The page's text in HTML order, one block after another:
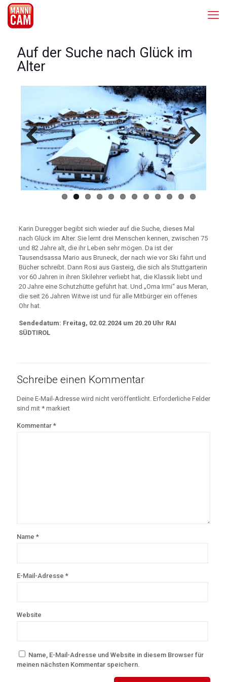
Auf der Suche nach Glück im
Alter
Previous
Karin Duregger begibt sich wieder auf die Suche, dieses Mal
nach Glück im Alter. Sie lernt drei Menschen kennen, zwischen 75
und 82 Jahre alt, die ihr Leben sehr mögen. Da ist der
Tausendsassa Mario aus Bruneck, der nach wie vor Ski fährt und
Bücher schreibt. Dann Rosi aus Gasteig, die sich als Stuttgarterin
vor 60 Jahren in ihren Skilehrer verliebt hat, die Klassik liebt und
20 Jahre eine Schutzhütte geführt hat. Und „Oma Irmi“ aus Meran,
die seit 26 Jahren Witwe ist und für alle Mitbürger ein offenes
Ohr hat.
Sendedatum: Freitag, 02.02.2024 um 20.20 Uhr RAI
SÜDTIROL
Schreibe einen Kommentar
Deine E-Mail-Adresse wird nicht veröffentlicht. Erforderliche Felder
sind mit * markiert
Kommentar *
Name *
E-Mail-Adresse *
Website
Name, E-Mail-Adresse und Website in diesem Browser für
meinen nächsten Kommentar speichern.